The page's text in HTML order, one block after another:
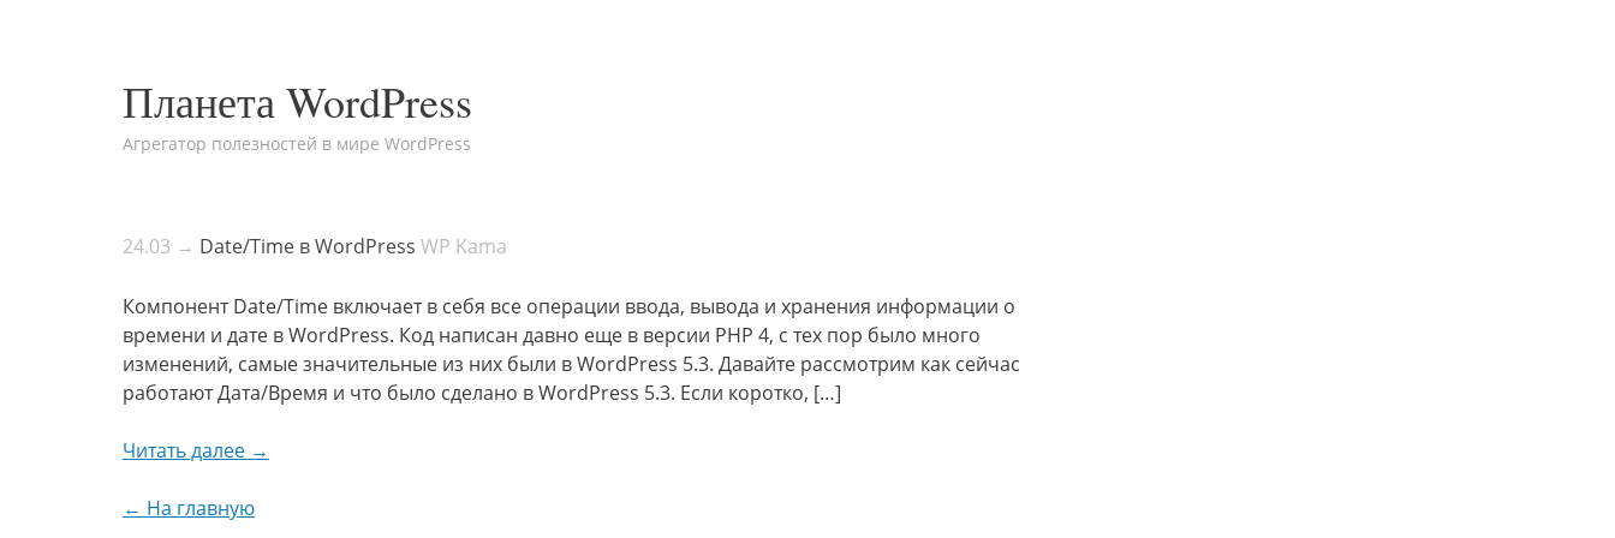
Планета WordPress
Агрегатор полезностей в мире WordPress
24.03 → Date/Time в WordPress WP Kama
Компонент Date/Time включает в себя все операции ввода, вывода и хранения информации о
времени и дате в WordPress. Код написан давно еще в версии PHP 4, с тех пор было много
изменений, самые значительные из них были в WordPress 5.3. Давайте рассмотрим как сейчас
работают Дата/Время и что было сделано в WordPress 5.3. Если коротко, […]
Читать далее →
← На главную